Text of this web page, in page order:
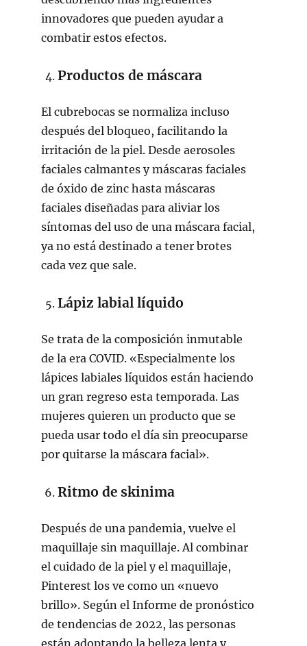
innovadores que pueden ayudar a
combatir estos efectos.
Productos de máscara
El cubrebocas se normaliza incluso
después del bloqueo, facilitando la
irritación de la piel. Desde aerosoles
faciales calmantes y máscaras faciales
de óxido de zinc hasta máscaras
faciales diseñadas para aliviar los
síntomas del uso de una máscara facial,
ya no está destinado a tener brotes
cada vez que sale.
Lápiz labial líquido
Se trata de la composición inmutable
de la era COVID. «Especialmente los
lápices labiales líquidos están haciendo
un gran regreso esta temporada. Las
mujeres quieren un producto que se
pueda usar todo el día sin preocuparse
por quitarse la máscara facial».
Ritmo de skinima
Después de una pandemia, vuelve el
maquillaje sin maquillaje. Al combinar
el cuidado de la piel y el maquillaje,
Pinterest los ve como un «nuevo
brillo». Según el Informe de pronóstico
de tendencias de 2022, las personas
están adoptando la belleza lenta y